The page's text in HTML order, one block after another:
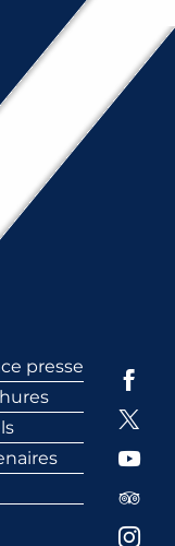
presse